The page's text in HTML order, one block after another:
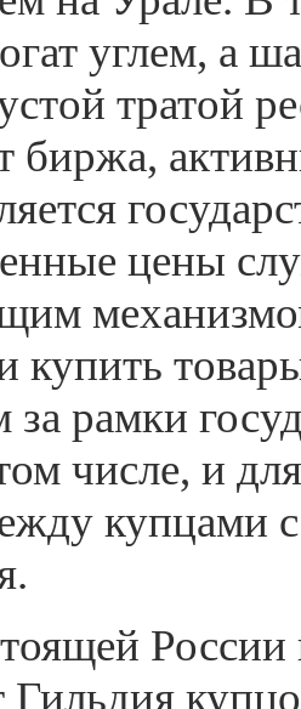
углем, а
тратой
биржа,
цены
купить
рамки
числе, и
купцами
России
Гильдия